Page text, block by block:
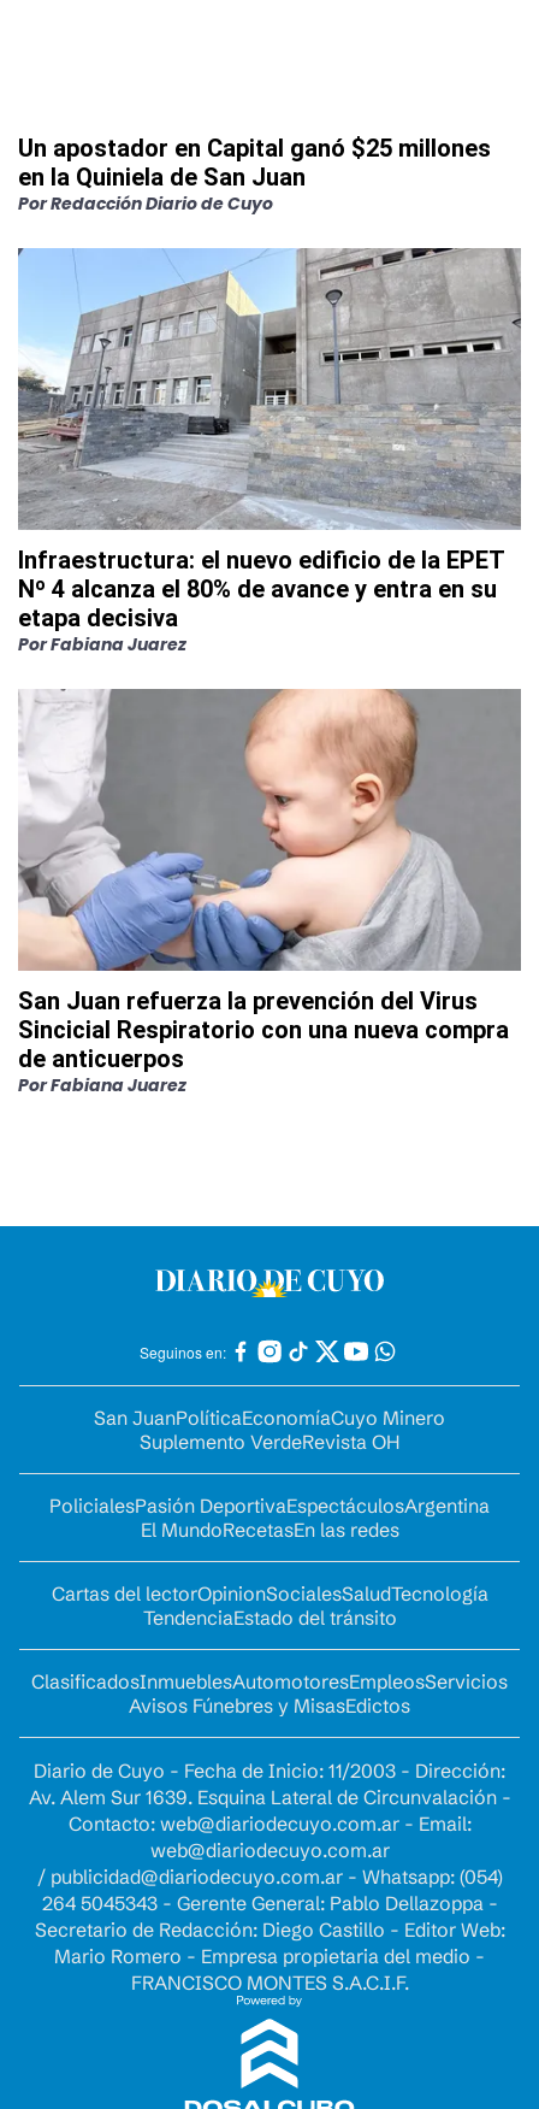
Un apostador en Capital ganó $25 millones
en la Quiniela de San Juan
PorRedacción Diario de Cuyo
Infraestructura: el nuevo edificio de la EPET
Nº 4 alcanza el 80% de avance y entra en su
etapa decisiva
PorFabiana Juarez
San Juan refuerza la prevención del Virus
Sincicial Respiratorio con una nueva compra
de anticuerpos
PorFabiana Juarez
Seguinos en:
San JuanPolíticaEconomíaCuyo Minero
Suplemento VerdeRevista OH
PolicialesPasión DeportivaEspectáculosArgentina
El MundoRecetasEn las redes
Cartas del lectorOpinionSocialesSaludTecnología
TendenciaEstado del tránsito
ClasificadosInmueblesAutomotoresEmpleosServicios
Avisos Fúnebres y MisasEdictos
Diario de Cuyo - Fecha de Inicio: 11/2003 - Dirección:
Av. Alem Sur 1639. Esquina Lateral de Circunvalación -
Contacto: web@diariodecuyo.com.ar- Email:
web@diariodecuyo.com.ar
/ publicidad@diariodecuyo.com.ar- Whatsapp: (054)
264 5045343 - Gerente General: Pablo Dellazoppa -
Secretario de Redacción: Diego Castillo - Editor Web:
Mario Romero - Empresa propietaria del medio -
FRANCISCO MONTES S.A.C.I.F.